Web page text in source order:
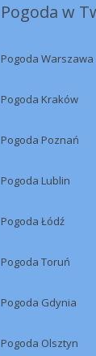
Pogoda w
Pogoda Warszawa
Pogoda Kraków
Pogoda Poznań
Pogoda Lublin
Pogoda Łódź
Pogoda Toruń
Pogoda Gdynia
Pogoda Olsztyn